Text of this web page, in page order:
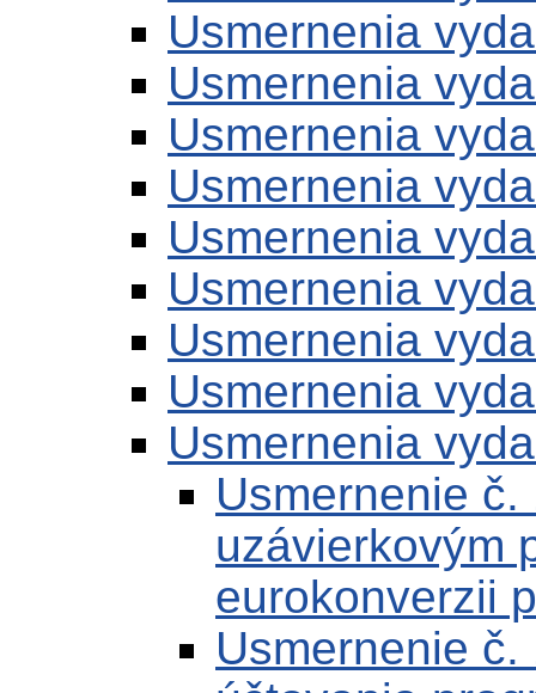
Usmernenia
Usmernenia
Usmernenia
Usmernenia
Usmernenia
Usmernenia
Usmernenia
Usmernenia
Usmernenia
Usmernenie
uzávierkovým
eurokonverzii
Usmernenie